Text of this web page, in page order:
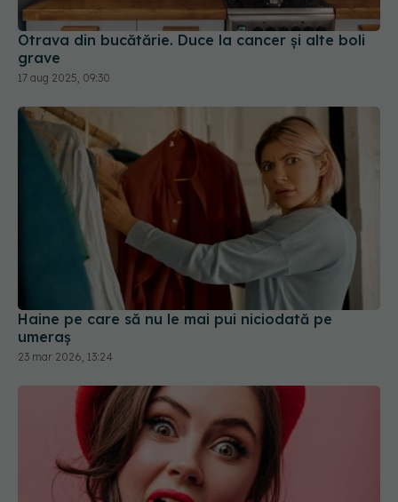
Otrava din bucătărie. Duce la cancer și alte boli
grave
17 aug 2025, 09:30
Haine pe care să nu le mai pui niciodată pe
umeraș
23 mar 2026, 13:24